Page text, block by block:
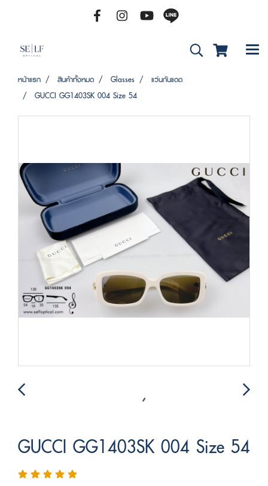
หน้าแรก สินค้าทั้งหมด Glasses
แว่นกันแดด
GUCCI GG1403SK 004 Size 54
GUCCI GG1403SK 004 Size 54